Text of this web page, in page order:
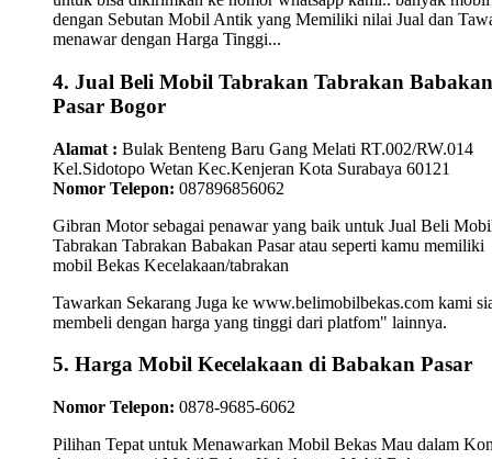
dengan Sebutan Mobil Antik yang Memiliki nilai Jual dan
menawar dengan Harga Tinggi...
4. Jual Beli Mobil Tabrakan Tabrakan Babakan
Pasar Bogor
Alamat : Bulak Benteng Baru Gang Melati RT.002/RW.014
Kel.Sidotopo Wetan Kec.Kenjeran Kota Surabaya 60121
Nomor Telepon: 087896856062
Gibran Motor sebagai penawar yang baik untuk Jual Beli
Tabrakan Tabrakan Babakan Pasar atau seperti kamu memiliki
mobil Bekas Kecelakaan/tabrakan
Tawarkan Sekarang Juga ke www.belimobilbekas.com kami
membeli dengan harga yang tinggi dari platfom" lainnya.
5. Harga Mobil Kecelakaan di Babakan Pasar
Nomor Telepon: 0878-9685-6062
Pilihan Tepat untuk Menawarkan Mobil Bekas Mau dalam